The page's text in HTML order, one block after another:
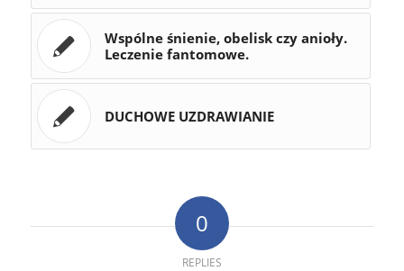
Wspólne śnienie, obelisk czy anioły.
Leczenie fantomowe.
DUCHOWE UZDRAWIANIE
0
REPLIES